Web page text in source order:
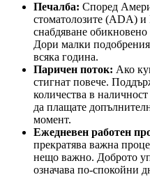
Печалба: Според
стоматолозите (ADA) и
снабдяване
Дори малки подобрения
всяка година.
Паричен поток: Ако
стигнат повече.
количества в
да плащате
момент.
Ежедневен работен
прекратява важна
нещо важно. Доброто
означава по-спокойни